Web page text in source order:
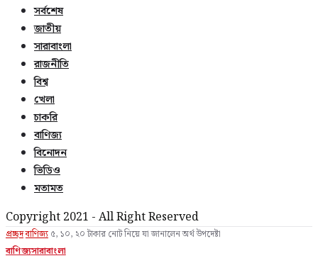
সর্বশেষ
জাতীয়
সারাবাংলা
রাজনীতি
বিশ্ব
খেলা
চাকরি
বাণিজ্য
বিনোদন
ভিডিও
মতামত
Copyright 2021 - All Right Reserved
প্রচ্ছদবাণিজ্য ৫, ১০, ২০ টাকার নোট নিয়ে যা জানালেন অর্থ উপদেষ্টা
বাণিজ্যসারাবাংলা